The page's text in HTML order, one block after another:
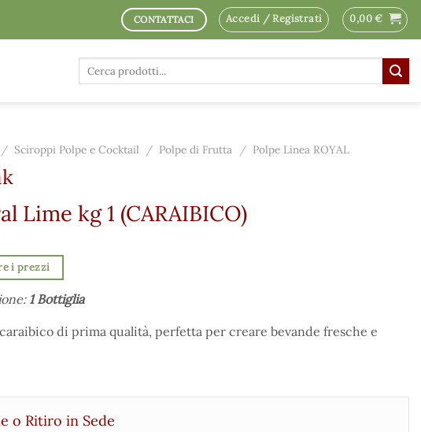
CONTATTACI Accedi / Registrati 0,00€
Cerca:
/ Sciroppi Polpe e Cocktail / Polpe di Frutta / Polpe Linea ROYAL
Lime kg 1 (CARAIBICO)
i prezzi
1 Bottiglia
di prima qualità, perfetta per creare bevande fresche e
o Ritiro in Sede